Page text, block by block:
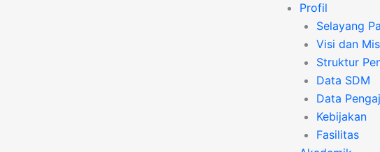
Profil
Selayang
Visi dan
Struktur
Data SDM
Data
Kebijakan
Fasilitas